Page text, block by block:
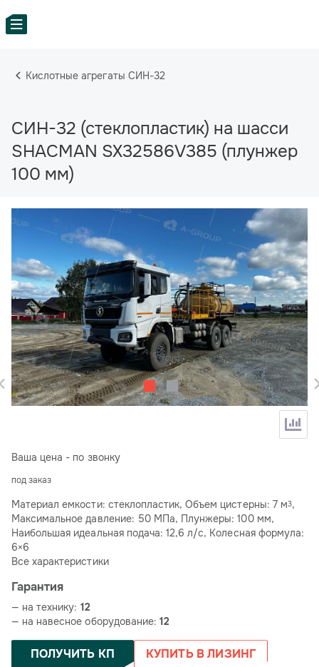
Кислотные агрегаты СИН-32
СИН-32 (стеклопластик) на шасси
SHACMAN SX32586V385 (плунжер
100 мм)
Ваша цена - по звонку
под заказ
Материал емкости: стеклопластик, Объем цистерны: 7 м3,
Максимальное давление: 50 МПа, Плунжеры: 100 мм,
Наибольшая идеальная подача: 12,6 л/с, Колесная формула:
6×6
Все характеристики
Гарантия
— на технику: 12
— на навесное оборудование: 12
ПОЛУЧИТЬ КП КУПИТЬ В ЛИЗИНГ